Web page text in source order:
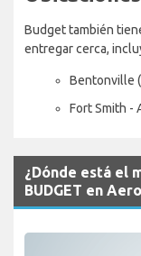
Budget también
entregar cerca,
Bentonville
Fort Smith -
¿Dónde está el
BUDGET en